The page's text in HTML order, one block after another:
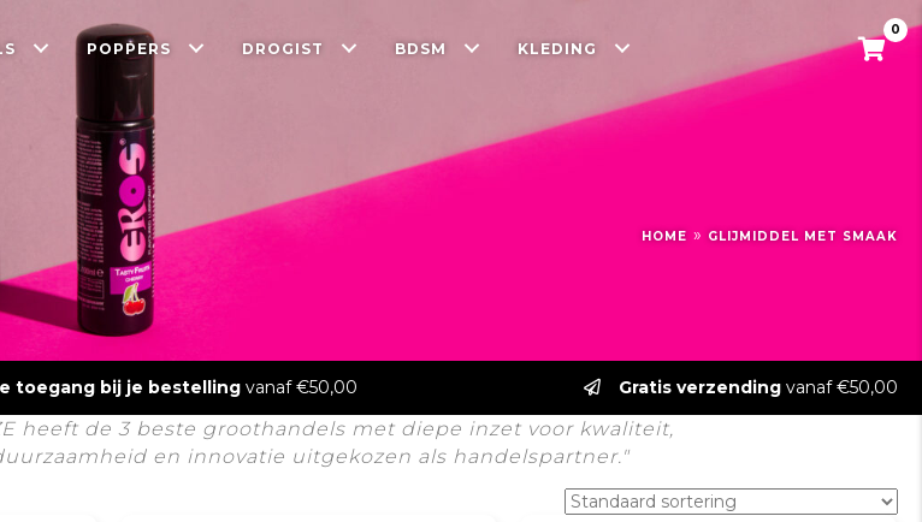
POPPERS DROGIST BDSM KLEDING
0
HOME » GLIJMIDDEL MET SMAAK
toegang bij je bestellingvanaf €50,00 Gratis verzendingvanaf €50,00
heeft de 3 beste groothandels met diepe inzet voor kwaliteit,
en innovatie uitgekozen als handelspartner."